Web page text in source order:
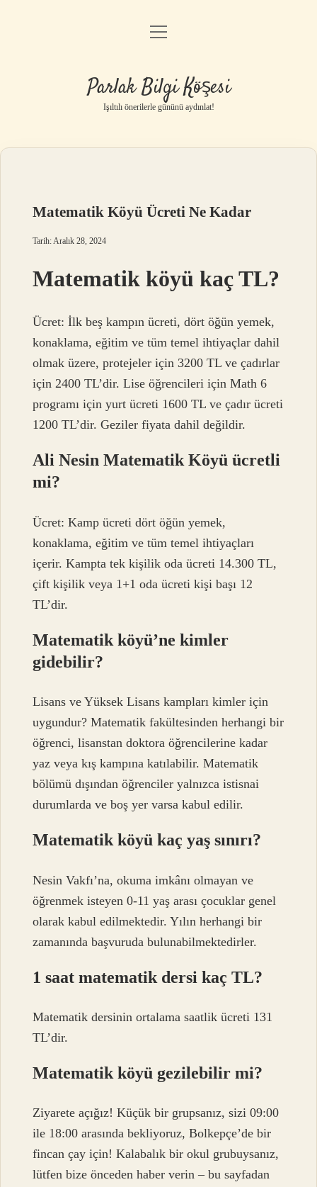
Anasayfa
Yasal Uyarı
menüyü
Parlak Bilgi Köşesi
Işıltılı önerilerle gününü aydınlat!
Matematik Köyü Ücreti Ne Kadar
Tarih: Aralık 28, 2024
Matematik köyü kaç TL?
Ücret: İlk beş kampın ücreti, dört öğün yemek,
konaklama, eğitim ve tüm temel ihtiyaçlar dahil
olmak üzere, protejeler için 3200 TL ve çadırlar
için 2400 TL’dir. Lise öğrencileri için Math 6
programı için yurt ücreti 1600 TL ve çadır ücreti
1200 TL’dir. Geziler fiyata dahil değildir.
Ali Nesin Matematik Köyü ücretli
mi?
Ücret: Kamp ücreti dört öğün yemek,
konaklama, eğitim ve tüm temel ihtiyaçları
içerir. Kampta tek kişilik oda ücreti 14.300 TL,
çift kişilik veya 1+1 oda ücreti kişi başı 12
TL’dir.
Matematik köyü’ne kimler
gidebilir?
Lisans ve Yüksek Lisans kampları kimler için
uygundur? Matematik fakültesinden herhangi bir
öğrenci, lisanstan doktora öğrencilerine kadar
yaz veya kış kampına katılabilir. Matematik
bölümü dışından öğrenciler yalnızca istisnai
durumlarda ve boş yer varsa kabul edilir.
Matematik köyü kaç yaş sınırı?
Nesin Vakfı’na, okuma imkânı olmayan ve
öğrenmek isteyen 0-11 yaş arası çocuklar genel
olarak kabul edilmektedir. Yılın herhangi bir
zamanında başvuruda bulunabilmektedirler.
1 saat matematik dersi kaç TL?
Matematik dersinin ortalama saatlik ücreti 131
TL’dir.
Matematik köyü gezilebilir mi?
Ziyarete açığız! Küçük bir grupsanız, sizi 09:00
ile 18:00 arasında bekliyoruz, Bolkepçe’de bir
fincan çay için! Kalabalık bir okul grubuysanız,
lütfen bize önceden haber verin – bu sayfadan